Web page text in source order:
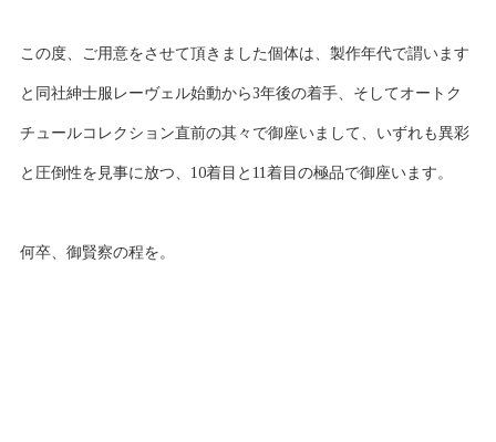
この度、ご用意をさせて頂きました個体は、製作年代で謂います
と同社紳士服レーヴェル始動から3年後の着手、そしてオートク
チュールコレクション直前の其々で御座いまして、いずれも異彩
と圧倒性を見事に放つ、10着目と11着目の極品で御座います。
何卒、御賢察の程を。